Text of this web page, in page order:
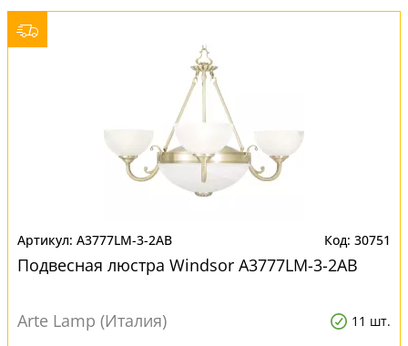
A3777LM-3-2AB 30751
Подвесная люстра Windsor A3777LM-3-2AB
Arte Lamp (Италия) 11 шт.